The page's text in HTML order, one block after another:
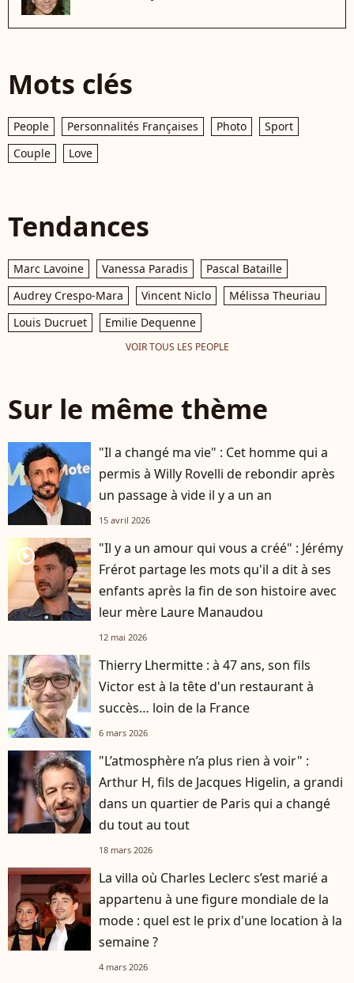
Mots clés
People Personnalités Françaises Photo
Sport
Couple
Love
Tendances
Marc Lavoine Vanessa Paradis
Pascal Bataille
Audrey Crespo-Mara
Vincent Niclo
Mélissa Theuriau
Louis Ducruet
Emilie Dequenne
VOIR TOUS LES PEOPLE
Sur le même thème
"Il a changé ma vie" : Cet homme qui a
permis à Willy Rovelli de rebondir après
un passage à vide il y a un an
15 avril 2026
player2
"Il y a un amour qui vous a créé" : Jérémy
Frérot partage les mots qu'il a dit à ses
enfants après la fin de son histoire avec
leur mère Laure Manaudou
12 mai 2026
Thierry Lhermitte : à 47 ans, son fils
Victor est à la tête d'un restaurant à
succès… loin de la France
6 mars 2026
"L’atmosphère n’a plus rien à voir" :
Arthur H, fils de Jacques Higelin, a grandi
dans un quartier de Paris qui a changé
du tout au tout
18 mars 2026
La villa où Charles Leclerc s’est marié a
appartenu à une figure mondiale de la
mode : quel est le prix d'une location à la
semaine ?
4 mars 2026